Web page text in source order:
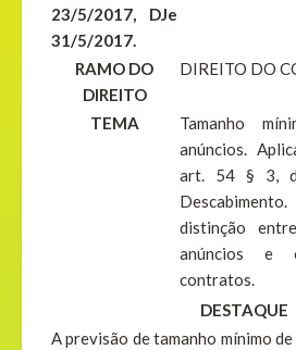
23/5/2017, DJe
31/5/2017.
RAMO DO
DIREITO
DIREITO DO
TEMA
Tamanho
anúncios.
art. 54 § 3,
distinção
anúncios e
contratos.
DESTAQUE
A previsão de tamanho mínimo